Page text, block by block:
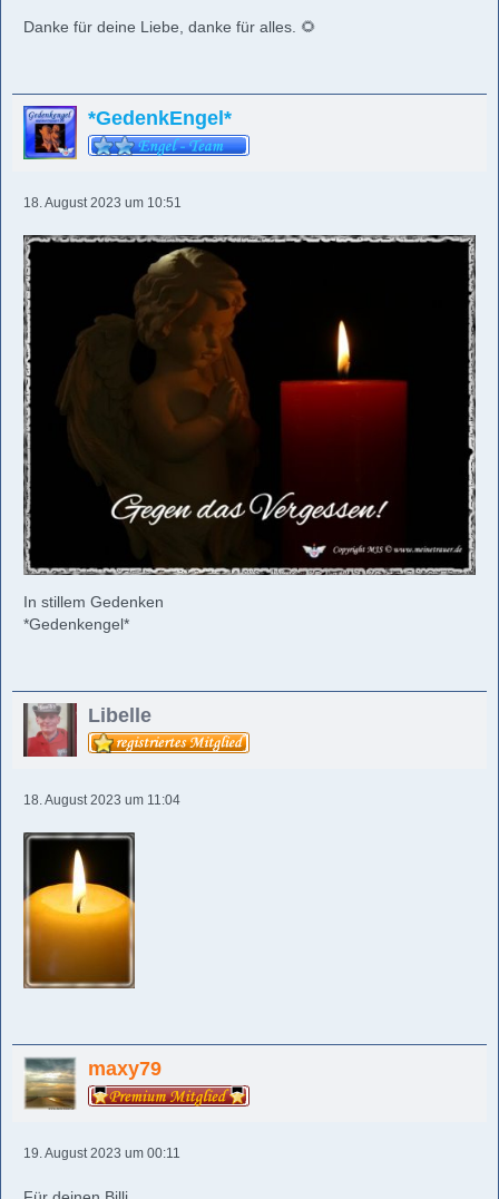
Danke für deine Liebe, danke für alles. 🌻
*GedenkEngel*
18. August 2023 um 10:51
In stillem Gedenken
*Gedenkengel*
Libelle
18. August 2023 um 11:04
maxy79
19. August 2023 um 00:11